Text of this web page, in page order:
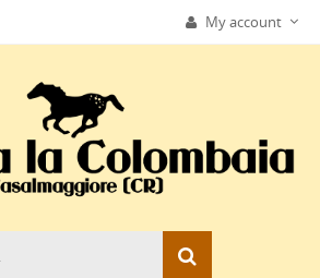
My account